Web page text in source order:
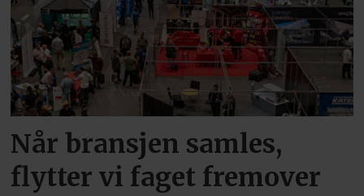
Når bransjen samles,
flytter vi faget fremover